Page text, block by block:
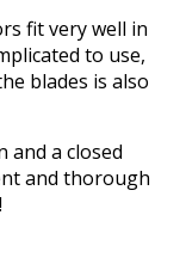
5.8.2026
fit very well in
to use,
blades is also
and a closed
and thorough